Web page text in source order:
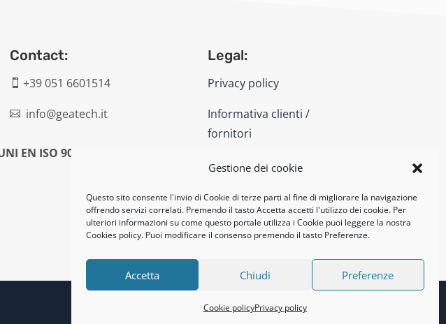
Gestione dei cookie
Questo sito consente l'invio di Cookie di terze parti al fine di migliorare la navigazione
offrendo servizi correlati. Premendo il tasto Accetta accetti l'utilizzo dei cookie. Per
ulteriori informazioni su come questo portale utilizza i Cookie puoi leggere la nostra
Cookies policy. Puoi modificare il consenso premendo il tasto Preferenze.
Accetta Chiudi Preferenze
Cookie policyPrivacy policy
Contact:
 +39 051 6601514
 info@geatech.it
EN ISO 9001: 2015
Legal:
Privacy policy
Informativa clienti /
fornitori
Cookie policy
UNI EN ISO 14001: 2015